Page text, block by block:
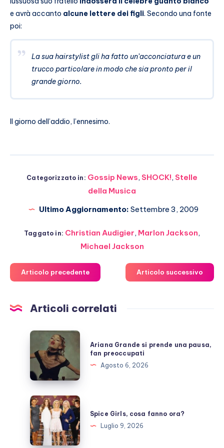
e avrà accanto alcune lettere dei figli. Secondo una fonte
poi:
La sua hairstylist gli ha fatto un’acconciatura e un
trucco particolare in modo che sia pronto per il
grande giorno.
Il giorno dell’addio, l’ennesimo.
Categorizzato in: Gossip News, SHOCK!, Stelle
della Musica
Ultimo Aggiornamento: Settembre 3, 2009
Taggato in: Christian Audigier, Marlon Jackson,
Michael Jackson
Articolo precedente Articolo successivo
Articoli correlati
Ariana
Grande
si
prende
una
pausa,
fan
preoccupati
Ariana Grande si prende una pausa,
fan preoccupati
Agosto 6, 2026
Spice
Girls,
cosa
fanno
Spice Girls, cosa fanno ora?
Luglio 9, 2026